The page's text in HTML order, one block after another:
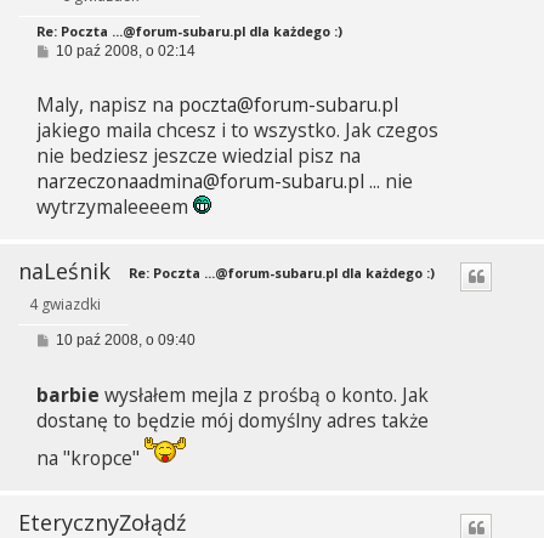
Re: Poczta ...@forum-subaru.pl dla każdego :)
P
t
10 paź 2008, o 02:14
Maly, napisz na poczta@forum-subaru.pl
jakiego maila chcesz i to wszystko. Jak czegos
nie bedziesz jeszcze wiedzial pisz na
narzeczonaadmina@forum-subaru.pl ... nie
wytrzymaleeeem
naLeśnik
4 gwiazdki
Re: Poczta ...@forum-subaru.pl dla każdego :)
P
t
10 paź 2008, o 09:40
barbie wysłałem mejla z prośbą o konto. Jak
dostanę to będzie mój domyślny adres także
na "kropce"
EterycznyŻołądź